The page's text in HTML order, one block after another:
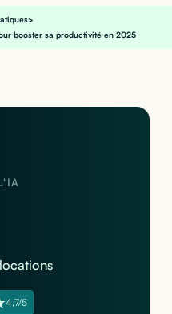
>
booster sa productivité en 2025
4,7/5